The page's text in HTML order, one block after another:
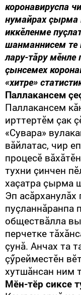
коронавируспа
нумайрах çырма
иккӗленме
шанманнисем те
лару-тăру мӗнле
çынсемех
«хитре»
Паллакансем
Паллакансем
ирттертӗм çак
«Сувара»
вăйлатас, чир
процесӗ
тухни çинчен
хаçатра çырма
Эп
пуçланнăранпа
обществăлла
перчетке
çунă. Анчах та
çӳрейместӗн
хутшăнсан ним
Мӗн-тӗр сиксе